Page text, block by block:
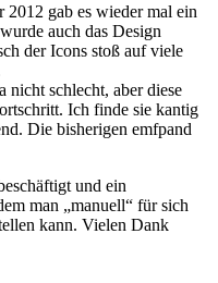
2012 gab es wieder mal ein
auch das Design
der Icons stoß auf viele
nicht schlecht, aber diese
Ich finde sie kantig
Die bisherigen emfpand
und ein
man „manuell“ für sich
kann. Vielen Dank